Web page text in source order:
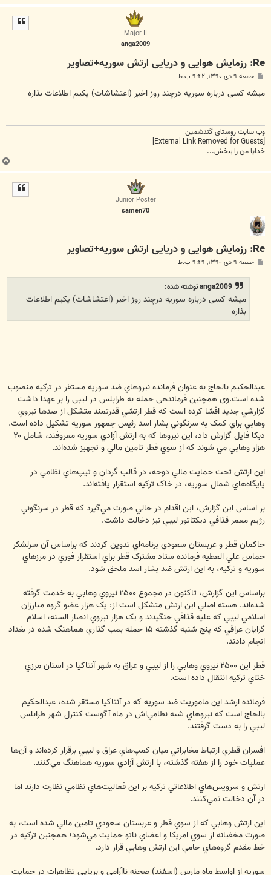
Major II
anga2009
Re: رزمایش هوایی و دریایی ارتش سوریه+تصاویر
ت
جمعه ۹ دی ۱۳۹۰, ۹:۴۲ ب.ظ
میشه کسی درباره سوریه درچند روز اخیر (اغتشاشات) یکیم اطلاعات بذاره
وب سایت روستای گندشمین
[External Link Removed for Guests]
خدایا من را ببخش...
Junior Poster
samen70
Re: رزمایش هوایی و دریایی ارتش سوریه+تصاویر
جمعه ۹ دی ۱۳۹۰, ۹:۴۹ ب.ظ
anga2009 نوشته شده:
میشه کسی درباره سوریه درچند روز اخیر (اغتشاشات) یکیم اطلاعات
بذاره
عبدالحکيم بالحاج به عنوان فرمانده نيروهاي ضد سوريه مستقر در ترکيه منصوب
شده است.وی همچنین فرماندهی حمله به طرابلس در لیبی را بر عهدا داشت
گزارشي جديد افشا کرده است که قطر ارتشي قدرتمند متشکل از صدها نيروي
وهابي براي کمک به سرنگوني بشار اسد رئيس جمهور سوريه تشکيل داده است.
دبکا فايل گزارش داد، اين نيروها که به ارتش آزادي سوريه معروفند، شامل ۲۰
هزار وهابي مي شوند که از سوي قطر تامين مالي و تجهيز شده‌اند.
اين ارتش تحت حمايت مالي دوحه، در قالب گردان و تيپ‌هاي نظامي در
پايگاه‌هاي شمال سوريه، در خاک ترکيه استقرار يافته‌اند.
بر اساس اين گزارش، اين اقدام در حالي صورت مي‌گيرد که قطر در سرنگوني
رژيم معمر قذافي ديکتاتور ليبي نيز دخالت داشت.
حاکمان قطر و عربستان سعودي برنامه‌اي تدوين کردند که براساس آن سرلشکر
حماس علي العطيه فرمانده ستاد مشترک قطر براي استقرار فوري در مرزهاي
سوريه و ترکيه، به اين ارتش ضد بشار اسد ملحق شود.
براساس اين گزارش، تاکنون در مجموع ۲۵۰۰ نيروي وهابي به خدمت گرفته
شده‌اند. هسته اصلي اين ارتش متشکل است از: يک هزار عضو گروه مبارزان
اسلامي ليبي که عليه قذافي جنگيدند و يک هزار نيروي انصار السنه، اسلام
گرايان عراقي که پنج شنبه گذشته ۱۵ حمله بمب گذاري هماهنگ شده در بغداد
انجام دادند.
قطر اين ۲۵۰۰ نيروي وهابي را از ليبي و عراق به شهر آنتاکيا در استان مرزي
ختاي ترکيه انتقال داده است.
فرمانده ارشد اين ماموريت ضد سوريه که در آنتاکيا مستقر شده، عبدالحکيم
بالحاج است که نيروهاي شبه نظامي‌اش در ماه آگوست کنترل شهر طرابلس
ليبي را به دست گرفتند.
افسران قطري ارتباط مخابراتي ميان کمپ‌هاي عراق و ليبي برقرار کرده‌اند و آن‌ها
عمليات خود را از هفته گذشته، با ارتش آزادي سوريه هماهنگ مي‌کنند.
ارتش و سرويس‌هاي اطلاعاتي ترکيه بر اين فعاليت‌هاي نظامي نظارت دارند اما
در آن دخالت نمي‌کنند.
اين ارتش وهابي که از سوي قطر و عربستان سعودي تامين مالي شده است، به
صورت مخفيانه از سوي امريکا و اعضاي ناتو حمايت مي‌شود؛ همچنين ترکيه در
خط مقدم گروه‌هاي حامي اين ارتش وهابي قرار دارد.
سوريه از اواسط ماه مارس (اسفند) صحنه ناآرامي ‌و برپايي تظاهرات در حمايت